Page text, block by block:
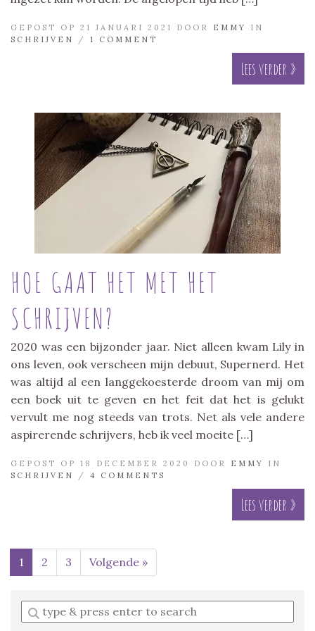
GEPOST OP 21 JANUARI 2021 DOOR EMMY
IN
SCHRIJVEN
/ 1 COMMENT
Lees verder »
HOE GAAT HET MET HET
SCHRIJVEN?
2020 was een bijzonder jaar. Niet alleen kwam Lily in
ons leven, ook verscheen mijn debuut, Supernerd. Het
was altijd al een langgekoesterde droom van mij om
een boek uit te geven en het feit dat het is gelukt
vervult me nog steeds van trots. Net als vele andere
aspirerende schrijvers, heb ik veel moeite […]
GEPOST OP 18 DECEMBER 2020 DOOR EMMY
IN
SCHRIJVEN
/ 4 COMMENTS
Lees verder »
1 2 3 Volgende »
Enter
a